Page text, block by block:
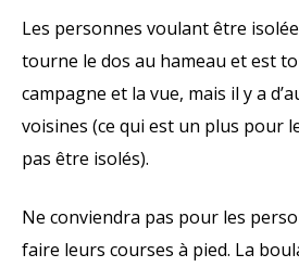
Les personnes voulant être
tourne le dos au hameau et est
campagne et la vue, mais il y a
voisines (ce qui est un plus pour
pas être isolés).
Ne conviendra pas pour les
faire leurs courses à pied. La